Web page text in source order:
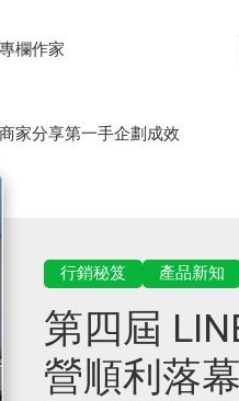
專欄作家
家分享第一手企劃成效
行銷秘笈 產品新知
第四屆
營順利落